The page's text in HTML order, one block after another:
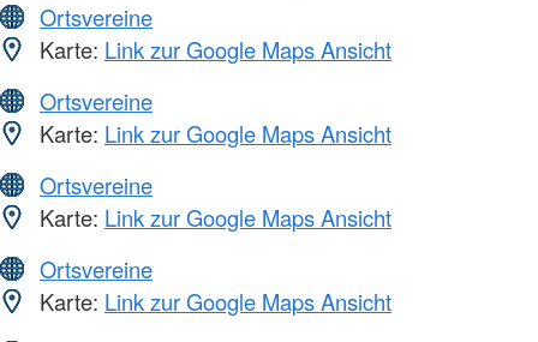
Ortsvereine
Karte: Link zur Google Maps Ansicht
Ortsvereine
Karte: Link zur Google Maps Ansicht
Ortsvereine
Karte: Link zur Google Maps Ansicht
Ortsvereine
Karte: Link zur Google Maps Ansicht